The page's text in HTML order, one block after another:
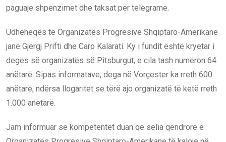
paguajë shpenzimet dhe taksat për telegrame.
Udhëheqës të Organizatës Progresive Shqiptaro-Amerikane
janë Gjergj Prifti dhe Caro Kalarati. Ky i fundit është kryetar i
degës së organizatës së Pitsburgut, e cila tash numëron 64
anëtarë. Sipas informatave, dega në Vorçester ka rreth 600
anëtarë, ndërsa llogaritet se tërë ajo organizatë të ketë rreth
1.000 anëtarë.
Jam informuar se kompetentët duan që selia qendrore e